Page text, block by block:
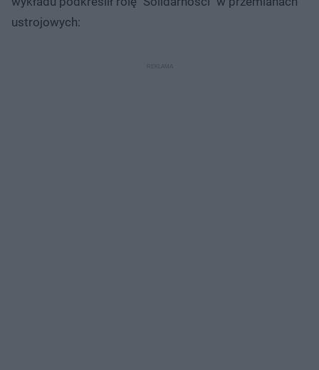
ustrojowych: